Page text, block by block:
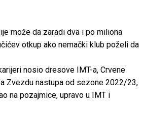
može da zaradi dva i po miliona
otkup ako nemački klub poželi da
nosio dresove IMT-a, Crvene
Zvezdu nastupa od sezone 2022/23,
na pozajmice, upravo u IMT i